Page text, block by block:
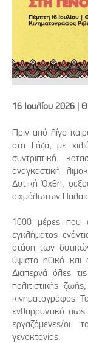
16 Ιουλίου 2026 |
Πριν από λίγο
στη Γάζα, με
συντριπτική
αναγκαστική
Δυτική Όχθη,
αιχμάλωτων
1000 μέρες που
εγκλήματος
στάση των
ύψιστο ηθικό και
Διαπερνά όλες
πολιτιστικής
κινηματογράφος.
ενθαρρυντικό πως
εργαζόμενες/
γενοκτονίας.